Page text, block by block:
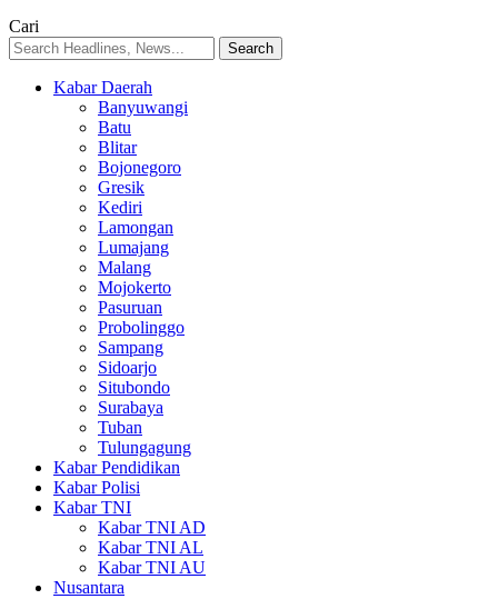
Cari
Kabar Daerah
Banyuwangi
Batu
Blitar
Bojonegoro
Gresik
Kediri
Lamongan
Lumajang
Malang
Mojokerto
Pasuruan
Probolinggo
Sampang
Sidoarjo
Situbondo
Surabaya
Tuban
Tulungagung
Kabar Pendidikan
Kabar Polisi
Kabar TNI
Kabar TNI AD
Kabar TNI AL
Kabar TNI AU
Nusantara